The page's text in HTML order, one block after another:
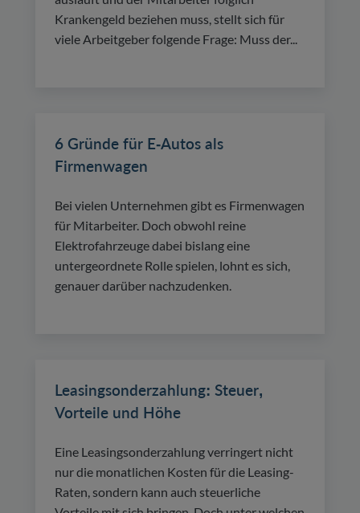
Krankengeld beziehen muss, stellt sich für
viele Arbeitgeber folgende Frage: Muss der...
6 Gründe für E-Autos als
Firmenwagen
Bei vielen Unternehmen gibt es Firmenwagen
für Mitarbeiter. Doch obwohl reine
Elektrofahrzeuge dabei bislang eine
untergeordnete Rolle spielen, lohnt es sich,
genauer darüber nachzudenken.
Leasingsonderzahlung: Steuer,
Vorteile und Höhe
Eine Leasingsonderzahlung verringert nicht
nur die monatlichen Kosten für die Leasing-
Raten, sondern kann auch steuerliche